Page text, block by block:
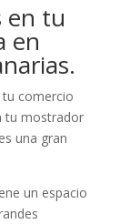
en tu
en
tu comercio
tu mostrador
es una gran
un espacio